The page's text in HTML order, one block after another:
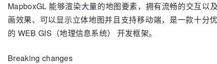
MapboxGL 能够渲染大量的地图要素，拥有流畅的交互以
画效果、可以显示立体地图并且支持移动端，是一款十分
的 WEB GIS（地理信息系统） 开发框架。
Breaking changes